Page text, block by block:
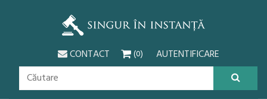
CONTACT (0) AUTENTIFICARE